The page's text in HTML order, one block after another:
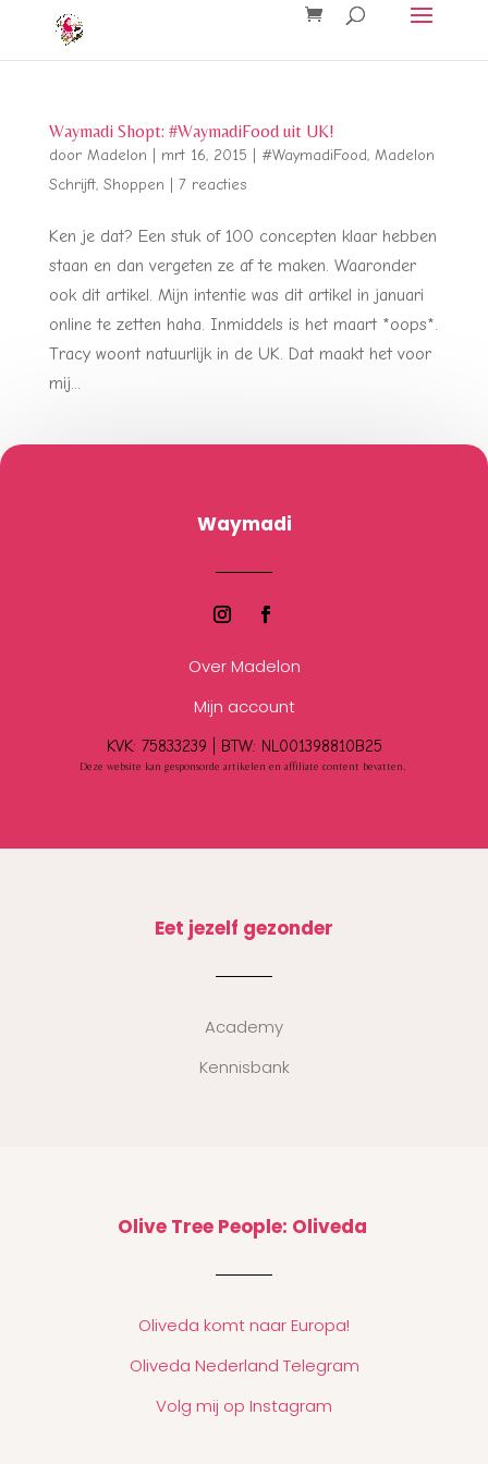
Waymadi Shopt: #WaymadiFood uit UK!
door Madelon mrt 16, 2015 #WaymadiFood, Madelon
Schrijft, Shoppen 7 reacties
Ken je dat? Een stuk of 100 concepten klaar hebben
staan en dan vergeten ze af te maken. Waaronder
ook dit artikel. Mijn intentie was dit artikel in januari
online te zetten haha. Inmiddels is het maart *oops*.
Tracy woont natuurlijk in de UK. Dat maakt het voor
mij...
Waymadi
Over Madelon
Mijn account
KVK: 75833239 | BTW: NL001398810B25
Deze website kan gesponsorde artikelen en affiliate content bevatten.
Eet jezelf gezonder
Academy
Kennisbank
Olive Tree People: Oliveda
Oliveda komt naar Europa!
Oliveda Nederland Telegram
Volg mij op Instagram